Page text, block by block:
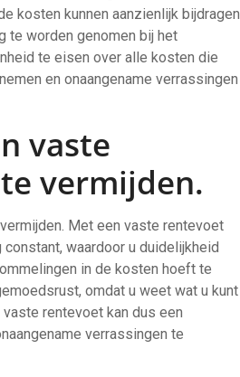
kosten kunnen aanzienlijk bijdragen
te worden genomen bij het
te eisen over alle kosten die
en onaangename verrassingen
vaste
vermijden.
Met een vaste rentevoet
waardoor u duidelijkheid
in de kosten hoeft te
omdat u weet wat u kunt
rentevoet kan dus een
verrassingen te